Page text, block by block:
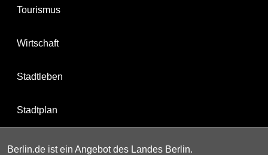
Tourismus
Wirtschaft
Stadtleben
Stadtplan
Berlin.de ist ein Angebot des Landes Berlin.